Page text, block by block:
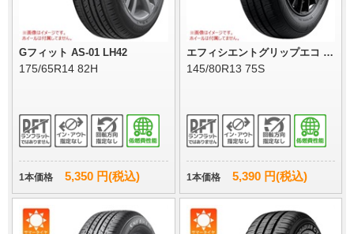
Gフィット AS-01 LH42
175/65R14 82H
1本価格 5,350 円(税込)
エフィシエントグリップエコ E
G02
145/80R13 75S
1本価格 5,390 円(税込)